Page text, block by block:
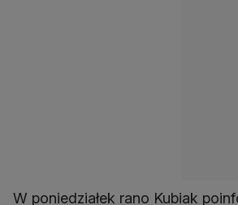
W poniedziałek rano Kubiak